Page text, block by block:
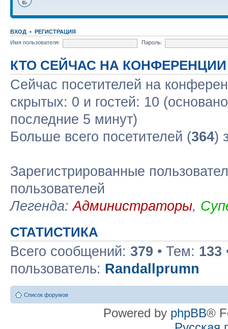
ВХОД • РЕГИСТРАЦИЯ
Имя пользователя:
Пароль:
КТО СЕЙЧАС НА КОНФЕРЕНЦИИ
Сейчас посетителей на
скрытых: 0 и гостей: 10
последние 5 минут)
Больше всего посетителей (364)
Зарегистрированные
пользователей
Легенда:Администраторы,
СТАТИСТИКА
Всего сообщений: 379 • Тем: 133
пользователь: Randallprumn
Список форумов
Powered by phpBB®